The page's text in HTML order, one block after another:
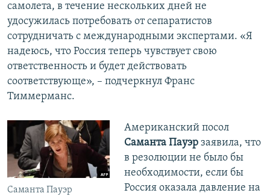
самолета, в течение нескольких дней не
удосужилась потребовать от сепаратистов
сотрудничать с международными экспертами. «Я
надеюсь, что Россия теперь чувствует свою
ответственность и будет действовать
соответствующе», – подчеркнул Франс
Тиммерманс.
Саманта Пауэр
Американский посол
Саманта Пауэрзаявила, что
в резолюции не было бы
необходимости, если бы
Россия оказала давление на